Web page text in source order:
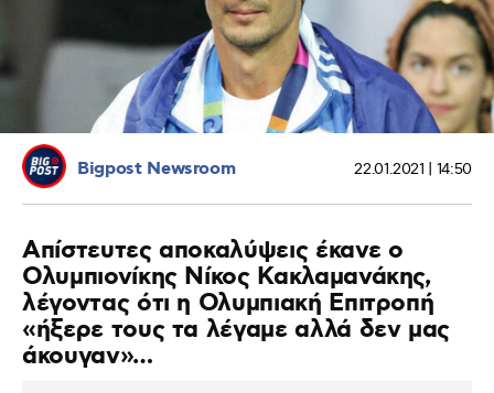
Bigpost Newsroom 22.01.2021 | 14:50
Απίστευτες αποκαλύψεις έκανε ο
Ολυμπιονίκης Νίκος Κακλαμανάκης,
λέγοντας ότι η Ολυμπιακή Επιτροπή
«ήξερε τους τα λέγαμε αλλά δεν μας
άκουγαν»…